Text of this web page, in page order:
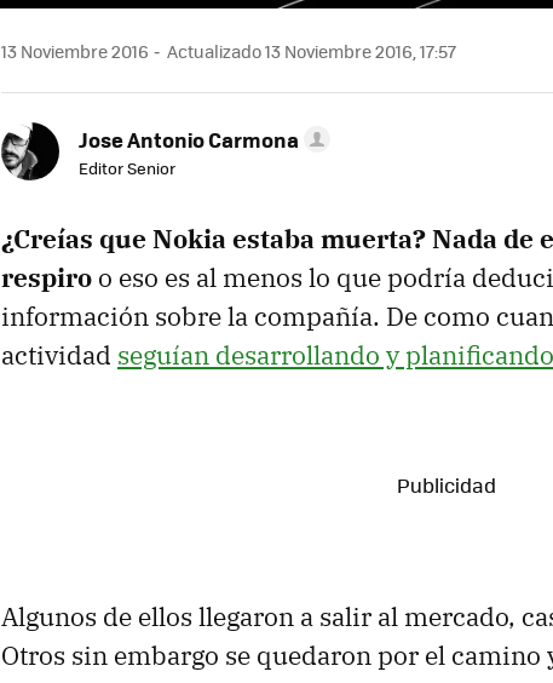
13 Noviembre 2016 Actualizado 13 Noviembre 2016, 17:57
Jose Antonio Carmona
Editor Senior
¿Creías que Nokia estaba muerta? Nada de
respiro o eso es al menos lo que podría
información sobre la compañía. De como
actividad seguían desarrollando y planificando
Algunos de ellos llegaron a salir al mercado,
Otros sin embargo se quedaron por el camino